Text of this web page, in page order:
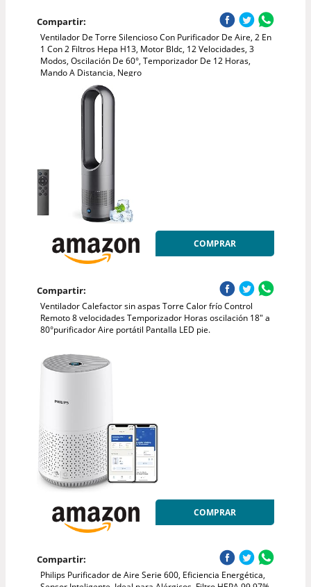
Compartir:
Ventilador De Torre Silencioso Con Purificador De Aire, 2 En
1 Con 2 Filtros Hepa H13, Motor Bldc, 12 Velocidades, 3
Modos, Oscilación De 60°, Temporizador De 12 Horas,
Mando A Distancia, Negro
COMPRAR
Compartir:
Ventilador Calefactor sin aspas Torre Calor frío Control
Remoto 8 velocidades Temporizador Horas oscilación 18" a
80°purificador Aire portátil Pantalla LED pie.
COMPRAR
Compartir:
Philips Purificador de Aire Serie 600, Eficiencia Energética,